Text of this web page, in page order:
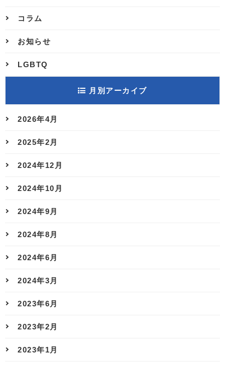
コラム
お知らせ
LGBTQ
月別アーカイブ
2026年4月
2025年2月
2024年12月
2024年10月
2024年9月
2024年8月
2024年6月
2024年3月
2023年6月
2023年2月
2023年1月